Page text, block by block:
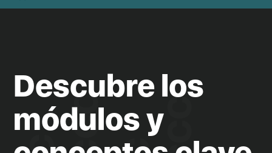
Descubre los
módulos y